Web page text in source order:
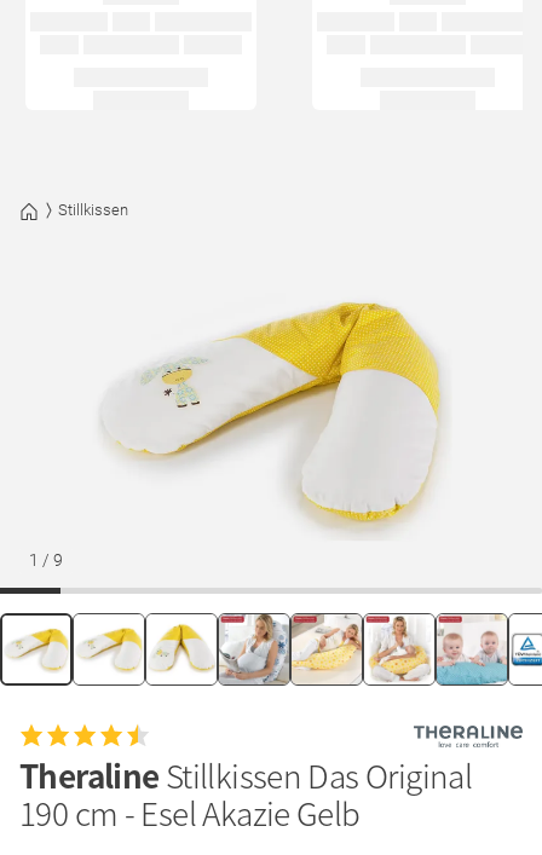
Stillkissen
1 / 9
TheralineStillkissen Das Original
190 cm - Esel Akazie Gelb